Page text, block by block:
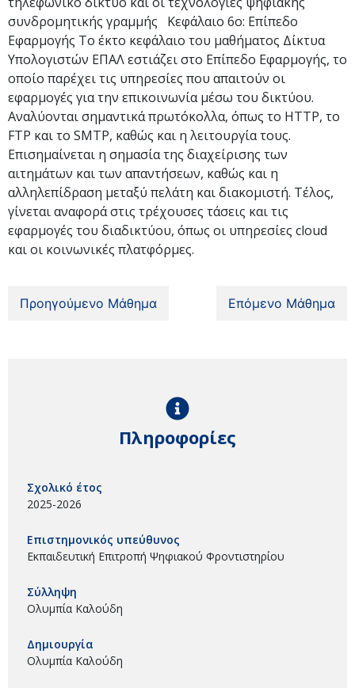
συνδρομητικής γραμμής Κεφάλαιο 6ο: Επίπεδο
Εφαρμογής Το έκτο κεφάλαιο του μαθήματος Δίκτυα
Υπολογιστών ΕΠΑΛ εστιάζει στο Επίπεδο Εφαρμογής, το
οποίο παρέχει τις υπηρεσίες που απαιτούν οι
εφαρμογές για την επικοινωνία μέσω του δικτύου.
Αναλύονται σημαντικά πρωτόκολλα, όπως το HTTP, το
FTP και το SMTP, καθώς και η λειτουργία τους.
Επισημαίνεται η σημασία της διαχείρισης των
αιτημάτων και των απαντήσεων, καθώς και η
αλληλεπίδραση μεταξύ πελάτη και διακομιστή. Τέλος,
γίνεται αναφορά στις τρέχουσες τάσεις και τις
εφαρμογές του διαδικτύου, όπως οι υπηρεσίες cloud
και οι κοινωνικές πλατφόρμες.
Προηγούμενο Μάθημα Επόμενο Μάθημα
Πληροφορίες
Σχολικό έτος
2025-2026
Επιστημονικός υπεύθυνος
Εκπαιδευτική Επιτροπή Ψηφιακού Φροντιστηρίου
Σύλληψη
Ολυμπία Καλούδη
Δημιουργία
Ολυμπία Καλούδη